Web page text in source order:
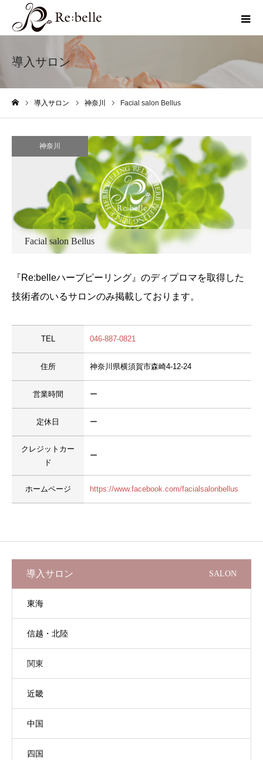
導入サロン
導入サロン 神奈川 Facial salon Bellus
神奈川
Facial salon Bellus
『Re:belleハーブピーリング』のディプロマを取得した
技術者のいるサロンのみ掲載しております。
TEL 046-887-0821
住所 神奈川県横須賀市森崎4-12-24
営業時間 ー
定休日 ー
クレジットカー
ド
ー
ホームページ https://www.facebook.com/facialsalonbellus
導入サロン SALON
東海
信越・北陸
関東
近畿
中国
四国